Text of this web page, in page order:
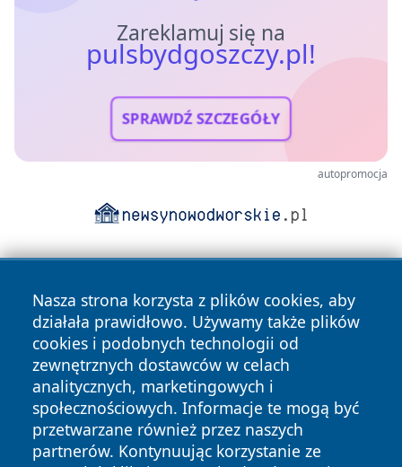
Zareklamuj się na
pulsbydgoszczy.pl!
SPRAWDŹ SZCZEGÓŁY
autopromocja
Nasza strona korzysta z plików cookies, aby
działała prawidłowo. Używamy także plików
cookies i podobnych technologii od
zewnętrznych dostawców w celach
analitycznych, marketingowych i
społecznościowych. Informacje te mogą być
przetwarzane również przez naszych
partnerów. Kontynuując korzystanie ze
Copyright © 2026 pulsbydgoszczy.pl Wszystkie prawa
zastrzeżone.
News Autorzy
Polityka
Polityka